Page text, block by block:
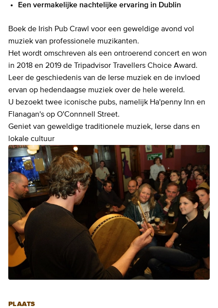
Een vermakelijke nachtelijke ervaring in Dublin
Boek de Irish Pub Crawl voor een geweldige avond vol
muziek van professionele muzikanten.
Het wordt omschreven als een ontroerend concert en won
in 2018 en 2019 de Tripadvisor Travellers Choice Award.
Leer de geschiedenis van de Ierse muziek en de invloed
ervan op hedendaagse muziek over de hele wereld.
U bezoekt twee iconische pubs, namelijk Ha'penny Inn en
Flanagan's op O'Connnell Street.
Geniet van geweldige traditionele muziek, Ierse dans en
lokale cultuur
PLAATS